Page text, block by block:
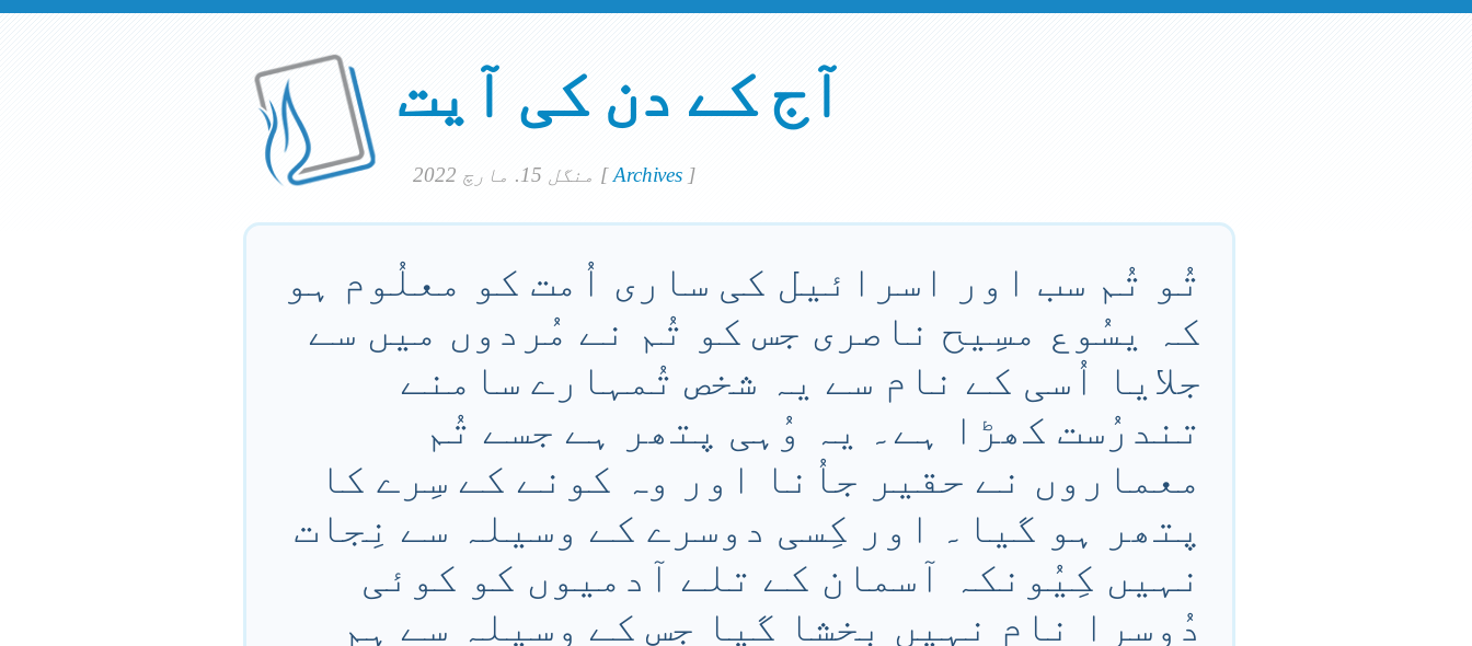
آج کے دن کی آیت
[Archives ]
تُو تُم سب اور اسرائیل کی ساری اُمت کو معلُوم ہو
کہ یسُوع مسِیح ناصری جس کو تُم نے مُردوں میں سے
جلایا اُسی کے نام سے یہ شخص تُمہارے سامنے
تندرُست کھڑا ہے۔ یہ وُہی پتھر ہے جسے تُم
معماروں نے حقیر جاُنا اور وہ کونے کے سِرے کا
پتھر ہو گیا۔ اور کِسی دوسرے کے وسیلہ سے نِجات
نہیں کِیُونکہ آسمان کے تلے آدمیوں کو کوئی
دُوسرا نام نہیں بخشا گیا جس کے وسیلہ سے ہم